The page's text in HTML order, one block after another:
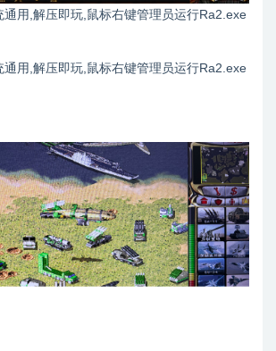
用,解压即玩,鼠标右键管理员运行Ra2.exe
用,解压即玩,鼠标右键管理员运行Ra2.exe